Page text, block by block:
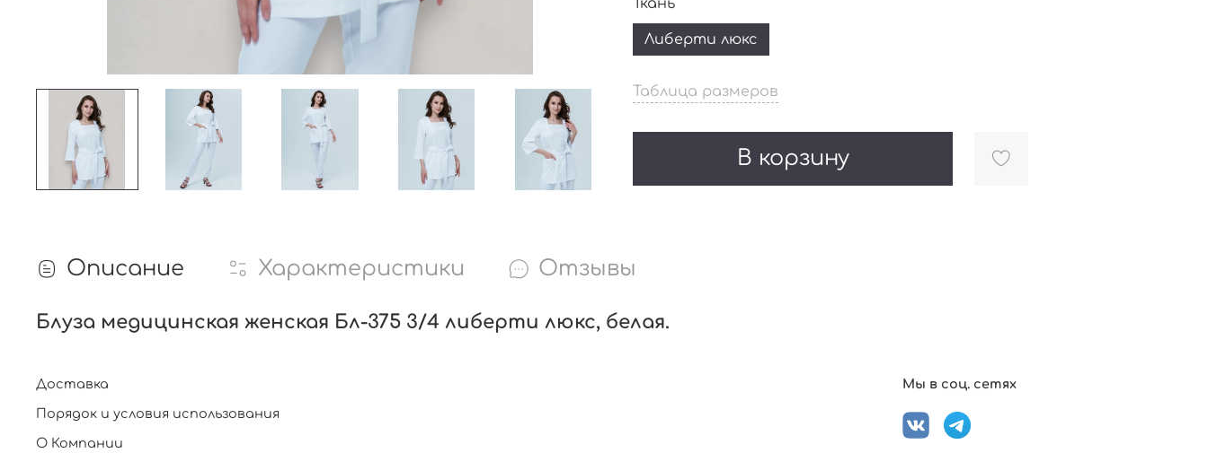
Таблица размеров
В корзину
Ткань
Либерти люкс
Описание Характеристики Отзывы
Блуза медицинская женская Бл-375 3/4 либерти люкс, белая.
Доставка
Порядок и условия использования
О Компании
Мы в соц. сетях